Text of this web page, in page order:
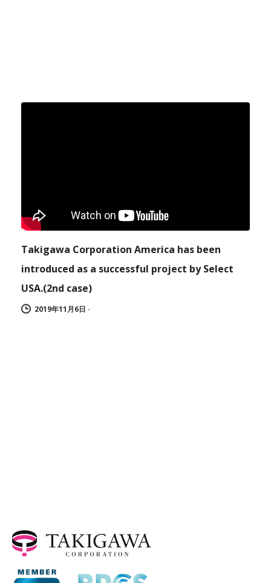
Takigawa Corporation America has been
introduced as a successful project by Select
USA.(2nd case)
2019年11月6日 -